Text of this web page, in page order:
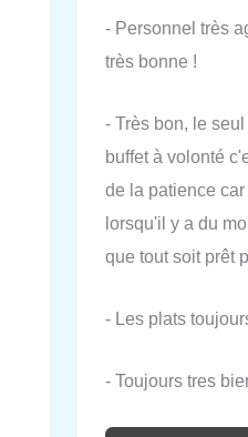
- Personnel très
très bonne !
- Très bon, le
buffet à volonté
de la patience
lorsqu'il y a du
que tout soit prêt
- Les plats
- Toujours tres